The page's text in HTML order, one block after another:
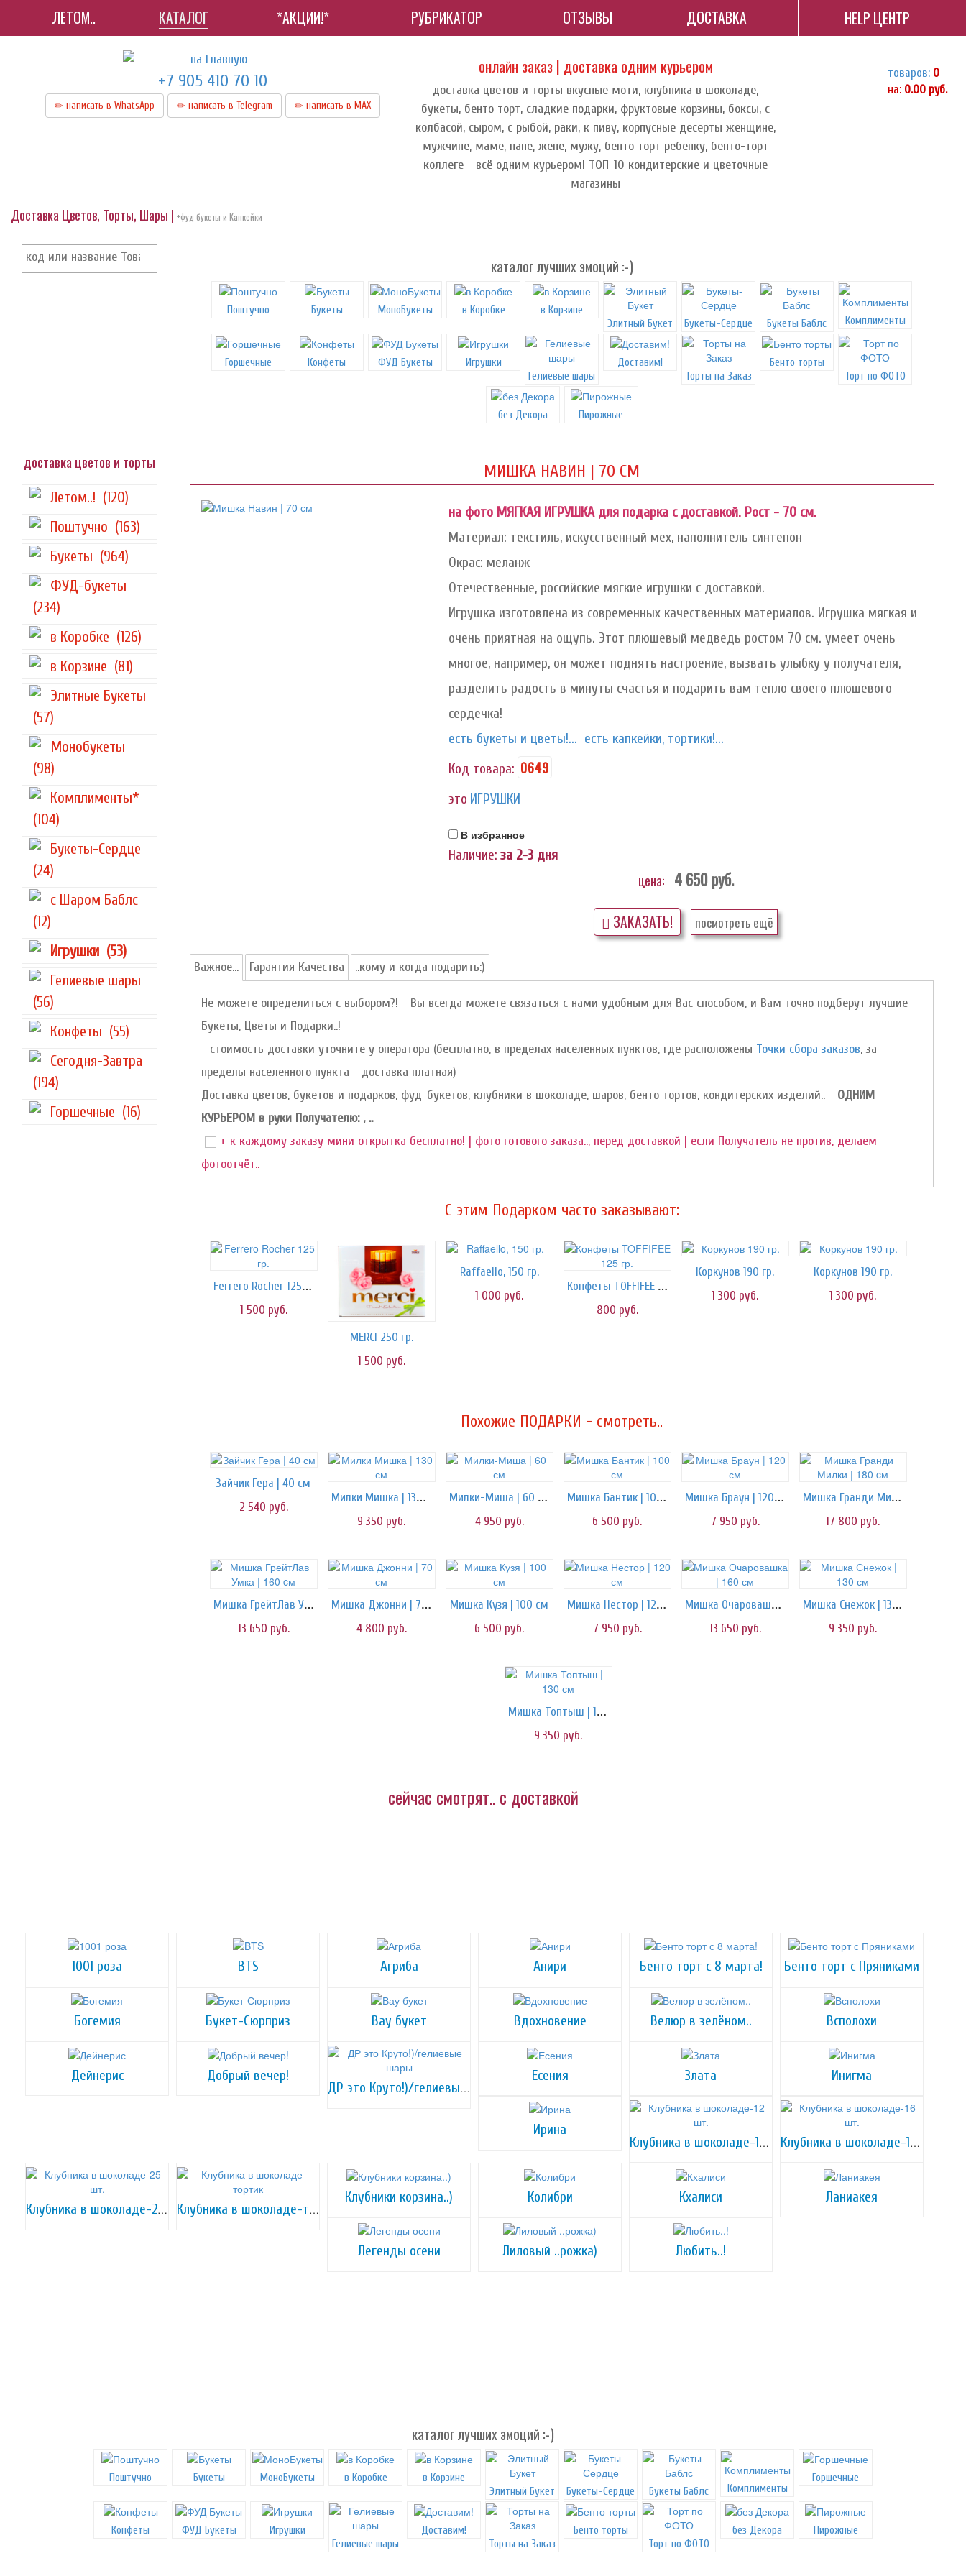
ЛЕТОМ.. КАТАЛОГ *АКЦИИ!* РУБРИКАТОР ОТЗЫВЫ ДОСТАВКА HELP ЦЕНТР
+7 905 410 70 10
написать в WhatsApp написать в Telegram написать в МАХ
онлайн заказ | доставка одним курьером
доставка цветов и торты вкусные моти, клубника в шоколаде,
букеты, бенто торт, сладкие подарки, фруктовые корзины, боксы, с
колбасой, сыром, с рыбой, раки, к пиву, корпусные десерты женщине,
мужчине, маме, папе, жене, мужу, бенто торт ребенку, бенто-торт
коллеге - всё одним курьером! ТОП-10 кондитерские и цветочные
магазины
товаров: 0
на: 0.00 руб.
Доставка Цветов, Торты, Шары | +фуд букеты и Капкейки
каталог лучших эмоций :-)
Поштучно Букеты МоноБукеты в Коробке
в Корзине
Элитный Букет
Букеты-Сердце Букеты Баблс Комплименты
Горшечные Конфеты ФУД Букеты
Игрушки
Гелиевые шары
Доставим!
Торты на Заказ
Бенто торты
Торт по ФОТО
без Декора Пирожные
доставка цветов и торты
Летом..! (120)
Поштучно (163)
Букеты (964)
ФУД-букеты
(234)
в Коробке (126)
в Корзине (81)
Элитные Букеты
(57)
Монобукеты
(98)
Комплименты*
(104)
Букеты-Сердце
(24)
с Шаром Баблс
(12)
Игрушки (53)
Гелиевые шары
(56)
Конфеты (55)
Сегодня-Завтра
(194)
Горшечные (16)
МИШКА НАВИН | 70 СМ
на фото МЯГКАЯ ИГРУШКА для подарка с доставкой. Рост - 70 см.
Материал: текстиль, искусственный мех, наполнитель синтепон
Окрас: меланж
Отечественные, российские мягкие игрушки с доставкой.
Игрушка изготовлена из современных качественных материалов. Игрушка мягкая и
очень приятная на ощупь. Этот плюшевый медведь ростом 70 см. умеет очень
многое, например, он может поднять настроение, вызвать улыбку у получателя,
разделить радость в минуты счастья и подарить вам тепло своего плюшевого
сердечка!
есть букеты и цветы!... есть капкейки, тортики!...
Код товара: 0649
это ИГРУШКИ
В избранное
Наличие: за 2-3 дня
цена: 4 650руб.
ЗАКАЗАТЬ! посмотреть ещё
Важное... Гарантия Качества ..кому и когда подарить:)
Не можете определиться с выбором?! - Вы всегда можете связаться с нами удобным для Вас способом, и Вам точно подберут лучшие
Букеты, Цветы и Подарки..!
- стоимость доставки уточните у оператора (бесплатно, в пределах населенных пунктов, где расположены Точки сбора заказов, за
пределы населенного пункта - доставка платная)
Доставка цветов, букетов и подарков, фуд-букетов, клубники в шоколаде, шаров, бенто тортов, кондитерских изделий.. - ОДНИМ
КУРЬЕРОМ в руки Получателю: , ..
+ к каждому заказу мини открытка бесплатно! | фото готового заказа.., перед доставкой | если Получатель не против, делаем
фотоотчёт..
C этим Подарком часто заказывают:
Ferrero Rocher 125 гр.
1 500 руб.
MERCI 250 гр.
1 500 руб.
Raffaello, 150 гр.
1 000 руб.
Конфеты TOFFIFEE 125 гр.
800 руб.
Коркунов 190 гр.
1 300 руб.
Коркунов 190 гр.
1 300 руб.
Похожие ПОДАРКИ - смотреть..
Зайчик Гера | 40 см
2 540 руб.
Милки Мишка | 130 см
9 350 руб.
Милки-Миша | 60 см
4 950 руб.
Мишка Бантик | 100 см
6 500 руб.
Мишка Браун | 120 см
7 950 руб.
Мишка Гранди Милки | 180 cм
17 800 руб.
Мишка ГрейтЛав Умка | 160 cм
13 650 руб.
Мишка Джонни | 70 см
4 800 руб.
Мишка Кузя | 100 см
6 500 руб.
Мишка Нестор | 120 см
7 950 руб.
Мишка Очаровашка | 160 см
13 650 руб.
Мишка Снежок | 130 см
9 350 руб.
Мишка Топтыш | 130 см
9 350 руб.
сейчас смотрят.. с доставкой
1001 роза BTS Агриба Анири Бенто торт с 8 марта! Бенто торт с Пряниками
Богемия Букет-Сюрприз Вау букет Вдохновение Велюр в зелёном.. Всполохи
Дейнерис Добрый вечер!
ДР это Круто!)/гелиевые шары
Есения Злата Инигма
Ирина
Клубника в шоколаде-12 шт. Клубника в шоколаде-16 шт.
Клубника в шоколаде-25 шт. Клубника в шоколаде-тортик
Клубники корзина..) Колибри Кхалиси Ланиакея
Легенды осени Лиловый ..рожка) Любить..!
каталог лучших эмоций :-)
Поштучно Букеты МоноБукеты в Коробке
в Корзине
Элитный Букет
Букеты-Сердце Букеты Баблс Комплименты
Горшечные
Конфеты ФУД Букеты
Игрушки
Гелиевые шары
Доставим!
Торты на Заказ
Бенто торты
Торт по ФОТО
без Декора Пирожные